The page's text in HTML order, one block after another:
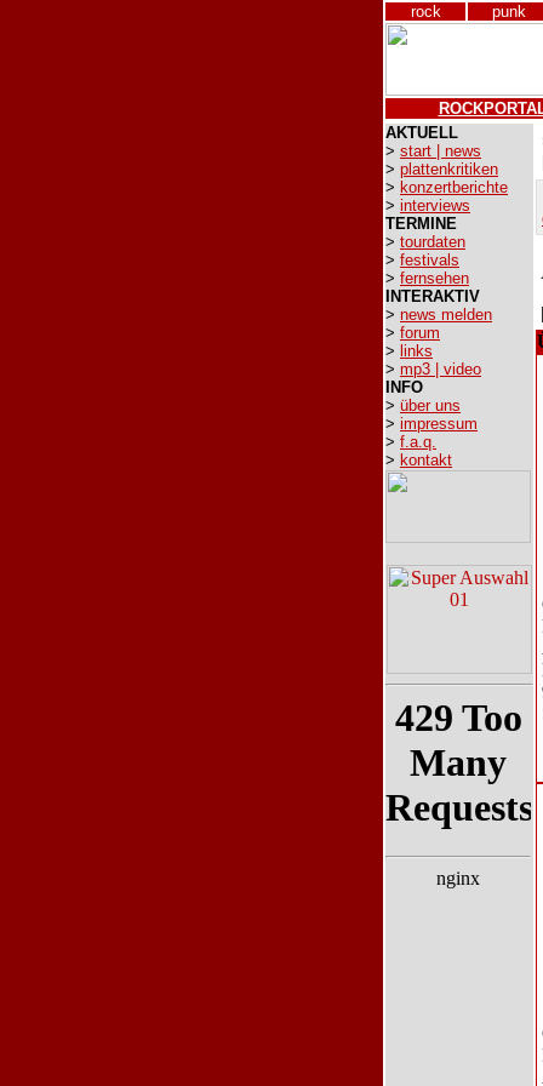
rock punk
AKTUELL
> start | news
> plattenkritiken
> konzertberichte
> interviews
TERMINE
> tourdaten
> festivals
> fernsehen
INTERAKTIV
> news melden
> forum
> links
> mp3 | video
INFO
> über uns
> impressum
> f.a.q.
> kontakt